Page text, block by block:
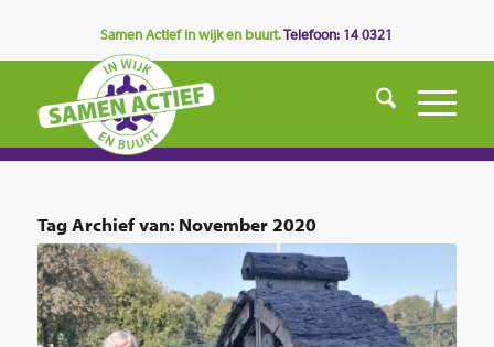
Samen Actief in wijk en buurt.Telefoon: 14 0321
Tag Archief van: November 2020